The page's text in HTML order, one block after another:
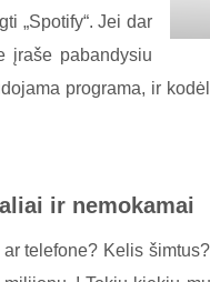
„Spotify“. Jei dar
įraše pabandysiu
programa, ir
ir nemokamai
telefone? Kelis